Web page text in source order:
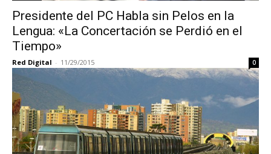
Presidente del PC Habla sin Pelos en la
Lengua: «La Concertación se Perdió en el
Tiempo»
Red Digital - 11/29/2015 0